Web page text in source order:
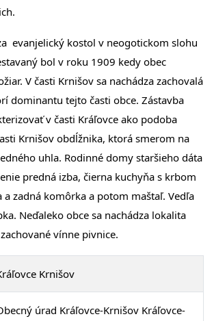
evanjelický kostol v neogotickom slohu
bol v roku 1909 kedy obec
V časti Krnišov sa nachádza zachovalá
dominantu tejto časti obce. Zástavba
v časti Kráľovce ako podoba
Krnišov obdĺžnika, ktorá smerom na
uhla. Rodinné domy staršieho dáta
predná izba, čierna kuchyňa s krbom
a zadná komôrka a potom maštaľ. Vedľa
Neďaleko obce sa nachádza lokalita
vínne pivnice.
Krnišov
úrad Kráľovce-Krnišov Kráľovce-